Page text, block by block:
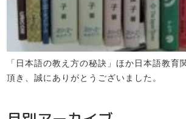
「日本語の教え方の秘訣」ほか日本語教育
頂き、誠にありがとうございました。